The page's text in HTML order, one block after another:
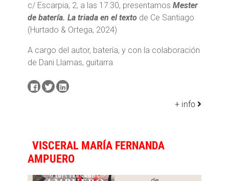
c/ Escarpia, 2, a las 17:30, presentamos Mester
de batería. La triada en el texto de Ce Santiago
(Hurtado & Ortega, 2024)
A cargo del autor, batería, y con la colaboración
de Dani Llamas, guitarra
+ info
VISCERAL MARÍA FERNANDA
AMPUERO